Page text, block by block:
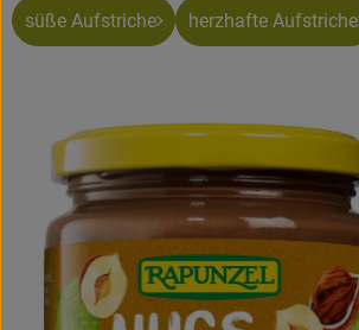
Kochkisten
Biokisten
Obst & Gemüse
Bäckerei
Kühltheke
süße Aufstriche herzhafte Aufstriche